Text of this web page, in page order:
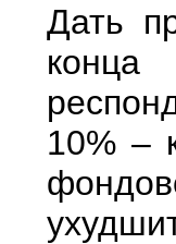
Дать
конца
10% –